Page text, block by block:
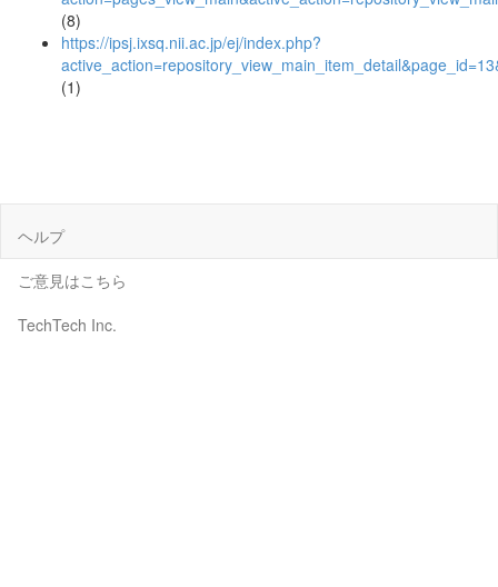
(8)
https://ipsj.ixsq.nii.ac.jp/ej/index.php?
(1)
ヘルプ
ご意見はこちら
TechTech Inc.